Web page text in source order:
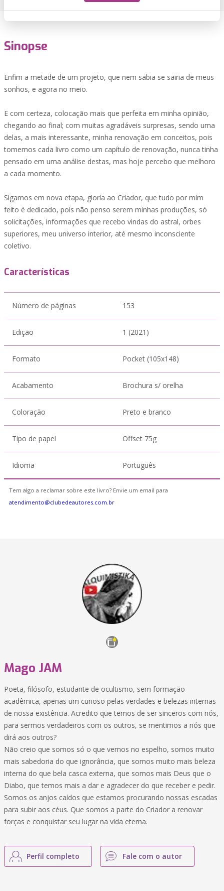
Sinopse
Enfim a metade de um projeto, que nem sabia se sairia de meus
sonhos, e agora no meio.
E com certeza, colocação mais que perfeita em minha opinião,
chegando ao final; com muitas agradáveis surpresas, sendo uma
delas, a mais interessante, minha renovação em conceitos, pois
tomemos cada livro como um capítulo de renovação, nunca tinha
pensado em uma análise destas, mas hoje percebo que melhoro
a cada momento.
Sigamos em nova etapa, gloria ao Criador, que tudo por mim
feito é dedicado, pois não penso serem minhas produções, só
solicitações, informações que recebo vindas do astral, orbes
superiores, meu universo interior, até mesmo inconsciente
coletivo.
Características
Número de páginas 153
Edição 1 (2021)
Formato Pocket (105x148)
Acabamento Brochura s/ orelha
Coloração Preto e branco
Tipo de papel Offset 75g
Idioma Português
Tem algo a reclamar sobre este livro? Envie um email para
atendimento@clubedeautores.com.br
Mago JAM
Poeta, filósofo, estudante de ocultismo, sem formação
acadêmica, apenas um curioso pelas verdades e belezas internas
de nossa existência. Acredito que temos de ser sinceros com nós,
para sermos verdadeiros com os outros, se mentimos a nós que
dirá aos outros?
Não creio que somos só o que vemos no espelho, somos muito
mais sabedoria do que ignorância, que somos muito mais beleza
interna do que bela casca externa, que somos mais Deus que o
Diabo, que temos mais a dar e agradecer do que receber e pedir.
Somos os anjos caídos que estamos procurando nossas escadas
para subir aos céus. Que somos a parte do Criador a renovar
forças e conquistar seu lugar na vida eterna.
Perfil completo Fale com o autor